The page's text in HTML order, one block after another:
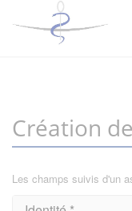
Création
Les champs suivis d'un